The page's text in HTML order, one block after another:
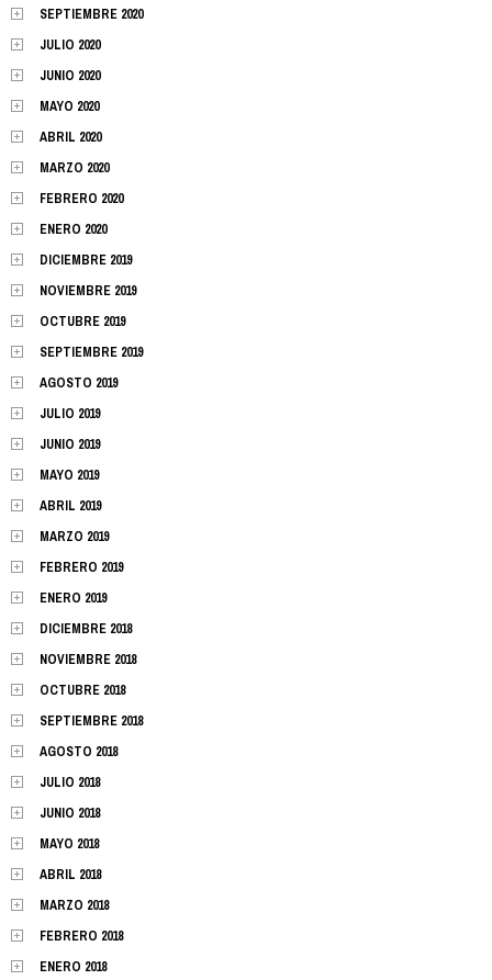
SEPTIEMBRE 2020
JULIO 2020
JUNIO 2020
MAYO 2020
ABRIL 2020
MARZO 2020
FEBRERO 2020
ENERO 2020
DICIEMBRE 2019
NOVIEMBRE 2019
OCTUBRE 2019
SEPTIEMBRE 2019
AGOSTO 2019
JULIO 2019
JUNIO 2019
MAYO 2019
ABRIL 2019
MARZO 2019
FEBRERO 2019
ENERO 2019
DICIEMBRE 2018
NOVIEMBRE 2018
OCTUBRE 2018
SEPTIEMBRE 2018
AGOSTO 2018
JULIO 2018
JUNIO 2018
MAYO 2018
ABRIL 2018
MARZO 2018
FEBRERO 2018
ENERO 2018